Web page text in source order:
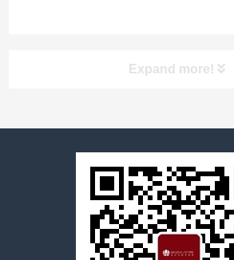
Expand more!